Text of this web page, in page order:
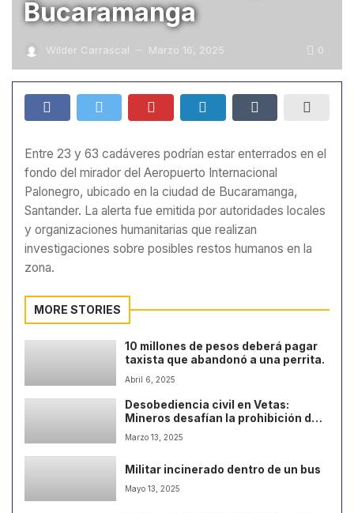
Bucaramanga
Wilder Carrascal — Marzo 16, 2025 0
Entre 23 y 63 cadáveres podrían estar enterrados en el
fondo del mirador del Aeropuerto Internacional
Palonegro, ubicado en la ciudad de Bucaramanga,
Santander. La alerta fue emitida por autoridades locales
y organizaciones humanitarias que realizan
investigaciones sobre posibles restos humanos en la
zona.
MORE STORIES
10 millones de pesos deberá pagar
taxista que abandonó a una perrita.
Abril 6, 2025
Desobediencia civil en Vetas:
Mineros desafían la prohibición de
la minería en el Páramo de
Santurbán.
Marzo 13, 2025
Militar incinerado dentro de un bus
Mayo 13, 2025